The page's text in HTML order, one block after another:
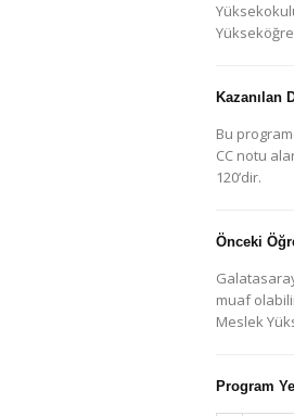
Kazanılan
Bu
CC notu
120’dir.
Önceki
muaf
Meslek
Program